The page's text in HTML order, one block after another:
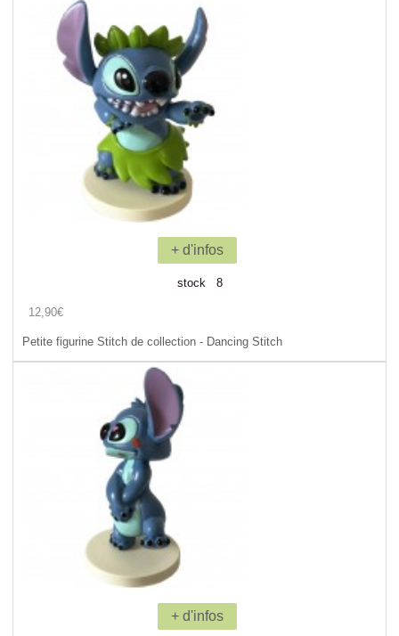
+ d'infos
stock 8
12,90€
Petite figurine Stitch de collection - Dancing Stitch
+ d'infos